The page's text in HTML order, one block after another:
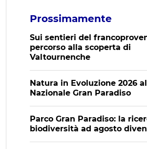
Prossimamente
Sui sentieri del
percorso alla scoperta di
Valtournenche
Natura in Evoluzione 2026
Nazionale Gran Paradiso
Parco Gran Paradiso: la
biodiversità ad agosto